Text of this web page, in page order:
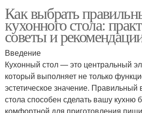
Как выбрать
кухонного стола:
советы и
Введение
Кухонный стол — это центральный
который выполняет не только
эстетическое значение.
стола способен сделать вашу кухню